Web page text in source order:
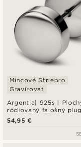
Argentia| 925s |
ródiovaný falošný
mincového striebra
Mincové Striebro
Gravírovať
54,95 €